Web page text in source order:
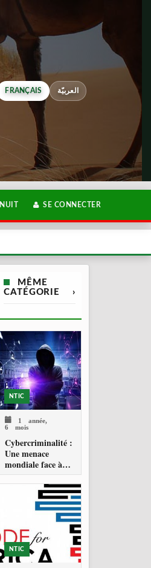
FRANÇAIS العربيّة
NUIT SE CONNECTER
MÊME
CATÉGORIE
›
NTIC
1 année,
6 mois
Cybercriminalité :
Une menace
mondiale face à
une riposte
historique de
NTIC